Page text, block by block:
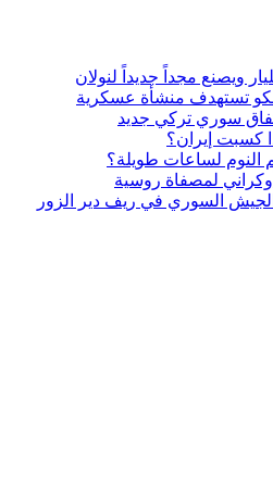
ويصنع مجداً جديداً لنولان
تستهدف منشأة عسكرية
سوري تركي جديد
النوم لساعات طويلة؟
السوري في ريف دير الزور